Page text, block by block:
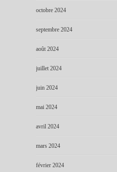
octobre 2024
septembre 2024
août 2024
juillet 2024
juin 2024
mai 2024
avril 2024
mars 2024
février 2024